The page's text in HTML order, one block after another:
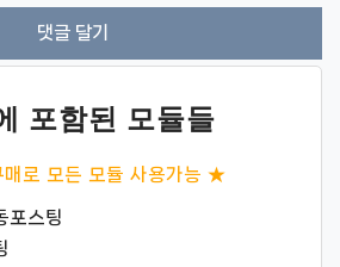
포함된 모듈들
로 모든 모듈 사용가능 ★
포스팅